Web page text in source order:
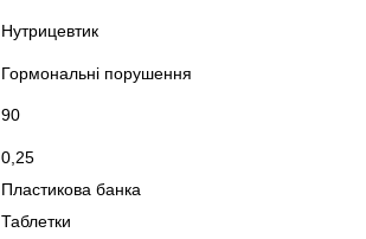
Нутрицевтик
Гормональні порушення
90
0,25
Пластикова банка
Таблетки